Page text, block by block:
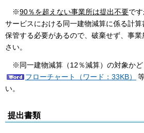
※90％を超えない事業所は提出不要で
サービスにおける同一建物減算に係る計
保管する必要があるので、破棄せず、事
さい。
※同一建物減算（12％減算）の対象かど
フローチャート（ワード：33KB）
い。
提出書類